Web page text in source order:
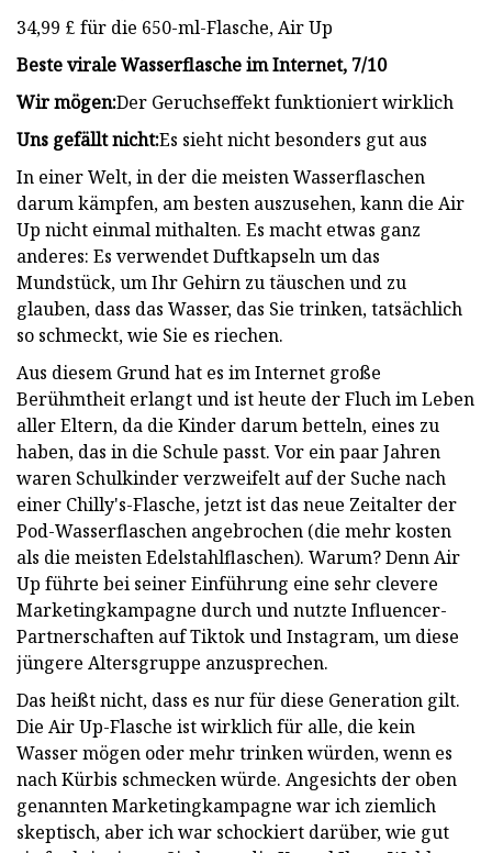
34,99 £ für die 650-ml-Flasche, Air Up
Beste virale Wasserflasche im Internet, 7/10
Wir mögen:Der Geruchseffekt funktioniert wirklich
Uns gefällt nicht:Es sieht nicht besonders gut aus
In einer Welt, in der die meisten Wasserflaschen
darum kämpfen, am besten auszusehen, kann die Air
Up nicht einmal mithalten. Es macht etwas ganz
anderes: Es verwendet Duftkapseln um das
Mundstück, um Ihr Gehirn zu täuschen und zu
glauben, dass das Wasser, das Sie trinken, tatsächlich
so schmeckt, wie Sie es riechen.
Aus diesem Grund hat es im Internet große
Berühmtheit erlangt und ist heute der Fluch im Leben
aller Eltern, da die Kinder darum betteln, eines zu
haben, das in die Schule passt. Vor ein paar Jahren
waren Schulkinder verzweifelt auf der Suche nach
einer Chilly's-Flasche, jetzt ist das neue Zeitalter der
Pod-Wasserflaschen angebrochen (die mehr kosten
als die meisten Edelstahlflaschen). Warum? Denn Air
Up führte bei seiner Einführung eine sehr clevere
Marketingkampagne durch und nutzte Influencer-
Partnerschaften auf Tiktok und Instagram, um diese
jüngere Altersgruppe anzusprechen.
Das heißt nicht, dass es nur für diese Generation gilt.
Die Air Up-Flasche ist wirklich für alle, die kein
Wasser mögen oder mehr trinken würden, wenn es
nach Kürbis schmecken würde. Angesichts der oben
genannten Marketingkampagne war ich ziemlich
skeptisch, aber ich war schockiert darüber, wie gut